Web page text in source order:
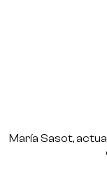
María Sasot,